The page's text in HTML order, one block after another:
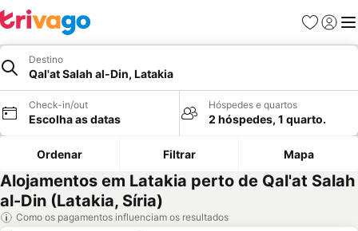
Favoritos
Iniciar
Destino
Qal'at Salah al-Din, Latakia
Check-in/out
Escolha as datas
Hóspedes e quartos
2 hóspedes, 1 quarto.
Ordenar Filtrar Mapa
Alojamentos em Latakia perto de Qal'at Salah
al-Din (Latakia, Síria)
Como os pagamentos influenciam os resultados